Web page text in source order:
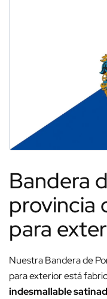
Bandera
provincia
para
Nuestra Bandera de
para exterior está
indesmallable